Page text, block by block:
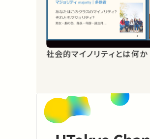
社会的マイノリティとは何か